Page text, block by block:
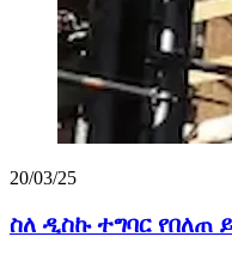
20/03/25
ስለ ዲስኩ ተግባር የበለጠ